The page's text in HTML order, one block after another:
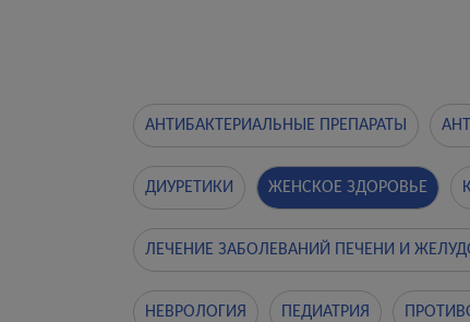
АНТИБАКТЕРИАЛЬНЫЕ ПРЕПАРАТЫ
ДИУРЕТИКИ ЖЕНСКОЕ ЗДОРОВЬЕ
ЛЕЧЕНИЕ ЗАБОЛЕВАНИЙ ПЕЧЕНИ И
НЕВРОЛОГИЯ ПЕДИАТРИЯ